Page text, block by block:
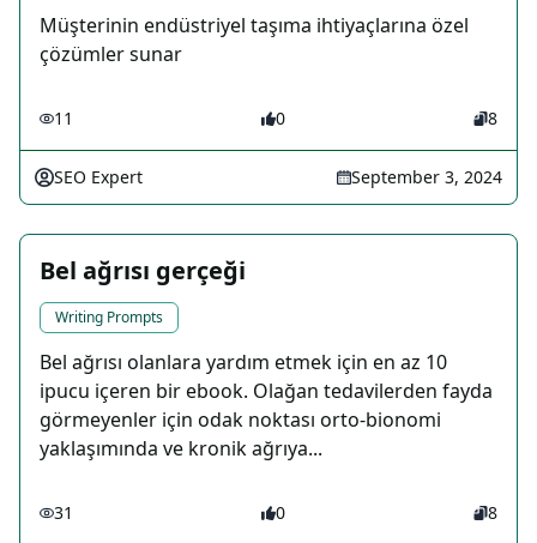
Müşterinin endüstriyel taşıma ihtiyaçlarına özel
çözümler sunar
11 0 8
SEO Expert September 3, 2024
Bel ağrısı gerçeği
Writing Prompts
Bel ağrısı olanlara yardım etmek için en az 10
ipucu içeren bir ebook. Olağan tedavilerden fayda
görmeyenler için odak noktası orto-bionomi
yaklaşımında ve kronik ağrıya...
31 0 8